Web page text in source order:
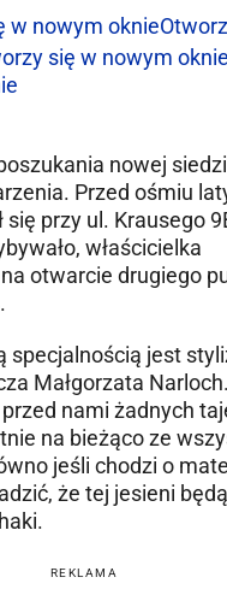
w nowym oknie
się w nowym oknie
nowej
Przed ośmiu
się przy ul. Krausego
właścicielka
otwarcie drugiego
specjalnością jest
Małgorzata
nami żadnych
na bieżąco ze
jeśli chodzi o
że tej jesieni
REKLAMA